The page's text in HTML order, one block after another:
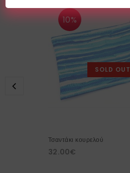
10%
SOLD OUT
Τσαντάκι κουρελού
32.00€